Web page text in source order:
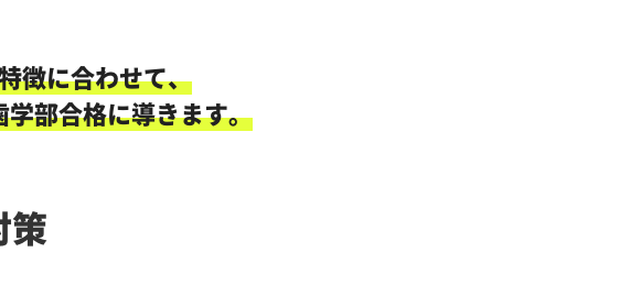
徴に合わせて、
部合格に導きます。
策